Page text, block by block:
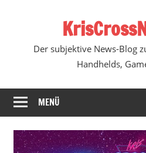
Der subjektive News-Blog
Handhelds,
MENÜ